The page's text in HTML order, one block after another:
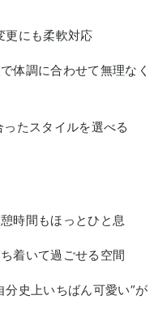
更にも柔軟対応
体調に合わせて無理なく
たスタイルを選べる
時間もほっとひと息
着いて過ごせる空間
史上いちばん可愛い”が